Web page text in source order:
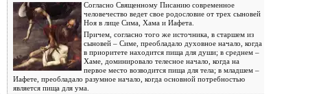
Согласно Священному Писанию современное
человечество ведет свое родословие от трех сыновей
Ноя в лице Сима, Хама и Иафета.
Причем, согласно того же источника, в старшем из
сыновей – Симе, преобладало духовное начало, когда
в приоритете находится пища для души; в среднем –
Хаме, доминировало телесное начало, когда на
первое место возводится пища для тела; в младшем –
Иафете, преобладало разумное начало, когда основной потребностью
является пища для ума.